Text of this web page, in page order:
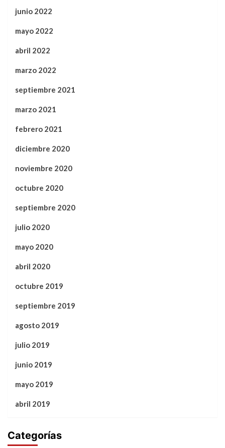
junio 2022
mayo 2022
abril 2022
marzo 2022
septiembre 2021
marzo 2021
febrero 2021
diciembre 2020
noviembre 2020
octubre 2020
septiembre 2020
julio 2020
mayo 2020
abril 2020
octubre 2019
septiembre 2019
agosto 2019
julio 2019
junio 2019
mayo 2019
abril 2019
Categorías